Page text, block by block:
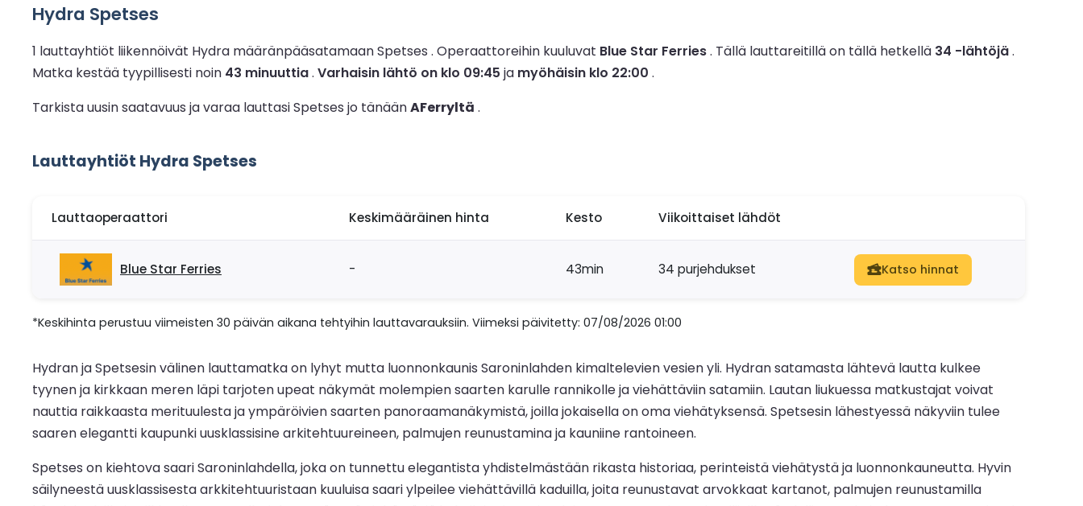
Hydra Spetses
1 lauttayhtiöt liikennöivät Hydra määränpääsatamaan Spetses . Operaattoreihin kuuluvat Blue Star Ferries. Tällä lauttareitillä on tällä hetkellä 34 -lähtöjä.
Matka kestää tyypillisesti noin 43 minuuttia. Varhaisin lähtö on klo 09:45 ja myöhäisin klo 22:00 .
Tarkista uusin saatavuus ja varaa lauttasi Spetses jo tänäänAFerryltä .
Lauttayhtiöt Hydra Spetses
Lauttaoperaattori Keskimääräinen hinta Kesto Viikoittaiset lähdöt
Blue Star Ferries - 43min 34 purjehdukset Katso hinnat
*Keskihinta perustuu viimeisten 30 päivän aikana tehtyihin lauttavarauksiin. Viimeksi päivitetty: 07/08/2026 01:00
Hydran ja Spetsesin välinen lauttamatka on lyhyt mutta luonnonkaunis Saroninlahden kimaltelevien vesien yli. Hydran satamasta lähtevä lautta kulkee
tyynen ja kirkkaan meren läpi tarjoten upeat näkymät molempien saarten karulle rannikolle ja viehättäviin satamiin. Lautan liukuessa matkustajat voivat
nauttia raikkaasta merituulesta ja ympäröivien saarten panoraamanäkymistä, joilla jokaisella on oma viehätyksensä. Spetsesin lähestyessä näkyviin tulee
saaren elegantti kaupunki uusklassisine arkitehtuureineen, palmujen reunustamina ja kauniine rantoineen.
Spetses on kiehtova saari Saroninlahdella, joka on tunnettu elegantista yhdistelmästään rikasta historiaa, perinteistä viehätystä ja luonnonkauneutta. Hyvin
säilyneestä uusklassisesta arkkitehtuuristaan kuuluisa saari ylpeilee viehättävillä kaduilla, joita reunustavat arvokkaat kartanot, palmujen reunustamilla